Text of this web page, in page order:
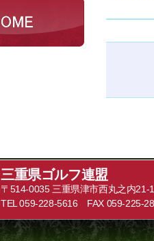
三重県ゴルフ連盟
〒514-0035 三重県津市西丸之内
TEL 059-228-5616 FAX 059-225-